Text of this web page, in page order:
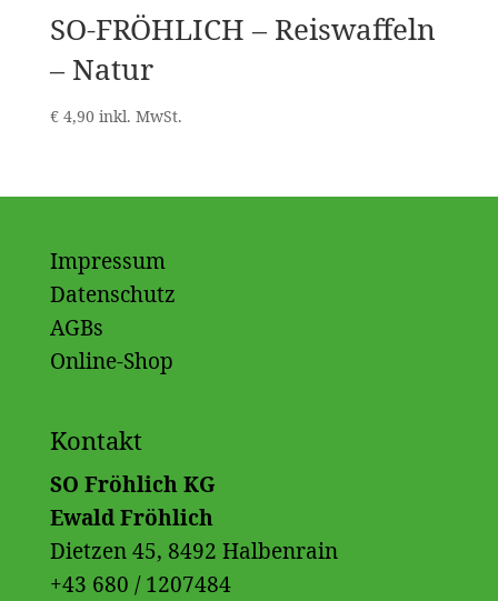
SO-FRÖHLICH – Reiswaffeln
– Natur
€4,90 inkl. MwSt.
Impressum
Datenschutz
AGBs
Online-Shop
Kontakt
SO Fröhlich KG
Ewald Fröhlich
Dietzen 45, 8492 Halbenrain
+43 680 / 1207484